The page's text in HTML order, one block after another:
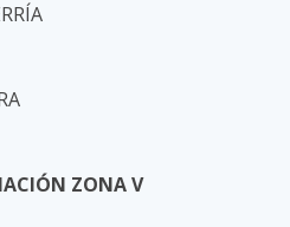
ZONA V